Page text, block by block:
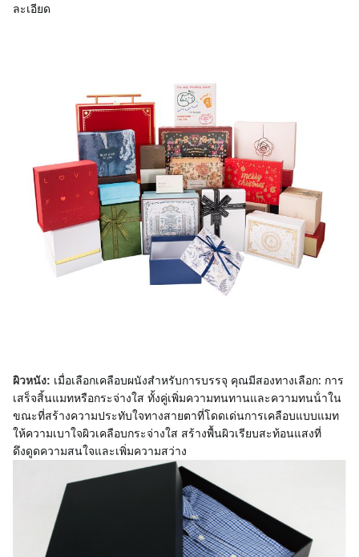
ละเอียด
ผิวหนัง: เมื่อเลือกเคลือบผนังสําหรับการบรรจุ คุณมีสองทางเลือก: การ
เสร็จสิ้นแมทหรือกระจ่างใส ทั้งคู่เพิ่มความทนทานและความทนน้ําใน
ขณะที่สร้างความประทับใจทางสายตาที่โดดเด่นการเคลือบแบบแมท
ให้ความเบาใจผิวเคลือบกระจ่างใส สร้างพื้นผิวเรียบสะท้อนแสงที่
ดึงดูดความสนใจและเพิ่มความสว่าง